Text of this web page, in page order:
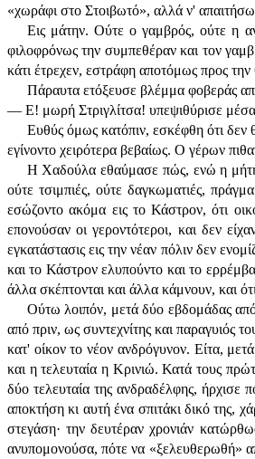
«χωράφι στο Στοιβωτό», αλλά ν'
Εις μάτην. Ούτε ο γαμβρός, ούτε η
φιλοφρόνως την συμπεθέραν και τον
κάτι έτρεχεν, εστράφη αποτόμως προς
Πάραυτα ετόξευσε βλέμμα φοβεράς
— Ε! μωρή Στριγλίτσα! υπεψιθύρισε
Ευθύς όμως κατόπιν, εσκέφθη ότι δεν
εγίνοντο χειρότερα βεβαίως. Ο γέρων
Η Χαδούλα εθαύμασε πώς, ενώ η μήτηρ
ούτε τσιμπιές, ούτε δαγκωματιές,
εσώζοντο ακόμα εις το Κάστρον, ότι
επονούσαν οι γεροντότεροι, και δεν
εγκατάστασις εις την νέαν πόλιν δεν
και το Κάστρον ελυπούντο και το
άλλα σκέπτονται και άλλα κάμνουν, και
Ούτω λοιπόν, μετά δύο εβδομάδας
από πριν, ως συντεχνίτης και παραγυιός
κατ' οίκον το νέον ανδρόγυνον. Είτα,
και η τελευταία η Κρινιώ. Κατά τους
δύο τελευταία της ανδραδέλφης, ήρχισε
αποκτήση κι αυτή ένα σπιτάκι δικό της,
στεγάση· την δευτέραν χρονιάν
ανυπομονούσα, πότε να «ξελευθερωθή»